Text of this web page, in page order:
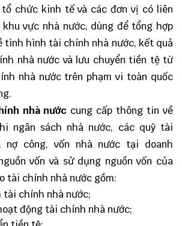
tổ chức kinh tế và các đơn vị có liên
vực nhà nước, dùng để tổng hợp
tình hình tài chính nhà nước, kết quả
nhà nước và lưu chuyển tiền tệ từ
nhà nước trên phạm vi toàn quốc
nhà nước cung cấp thông tin về
ngân sách nhà nước, các quỹ tài
nợ công, vốn nhà nước tại doanh
vốn và sử dụng nguồn vốn của
tài chính nhà nước gồm:
tài chính nhà nước;
động tài chính nhà nước;